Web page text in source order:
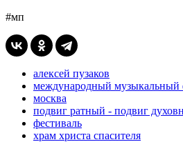
#мп
алексей пузаков
международный музыкальный
москва
подвиг ратный - подвиг
фестиваль
храм христа спасителя